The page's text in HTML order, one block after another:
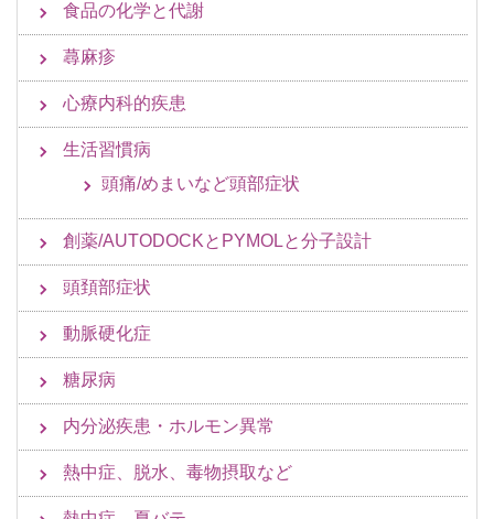
食品の化学と代謝
蕁麻疹
心療内科的疾患
生活習慣病
頭痛/めまいなど頭部症状
創薬/AUTODOCKとPYMOLと分子設計
頭頚部症状
動脈硬化症
糖尿病
内分泌疾患・ホルモン異常
熱中症、脱水、毒物摂取など